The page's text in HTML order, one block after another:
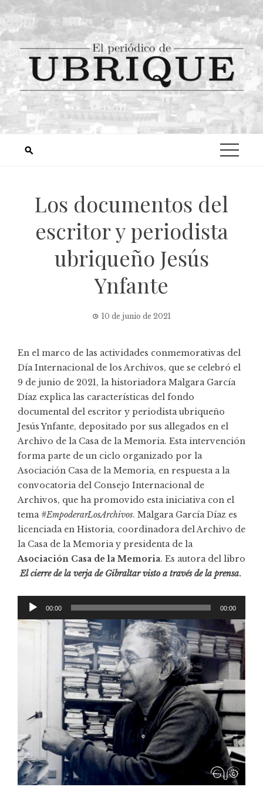
Los documentos del
escritor y periodista
ubriqueño Jesús
Ynfante
10 de junio de 2021
En el marco de las actividades conmemorativas del
Día Internacional de los Archivos, que se celebró el
9 de junio de 2021, la historiadoraMalgara García
Díaz explica las características del fondo
documental del escritor y periodista ubriqueño
Jesús Ynfante, depositado por sus allegados en el
Archivo de la Casa de la Memoria. Esta intervención
forma parte de un ciclo organizado por la
Asociación Casa de la Memoria, en respuesta a la
convocatoria del Consejo Internacional de
Archivos, que ha promovido esta iniciativa con el
tema #EmpoderarLosArchivos. Malgara García Díaz es
licenciada en Historia, coordinadora del Archivo de
la Casa de la Memoria y presidenta de la
Asociación Casa de la Memoria. Es autora del libro
El cierre de la verja de Gibraltar visto a través de la prensa.
Reproductor
de
00:00 00:00